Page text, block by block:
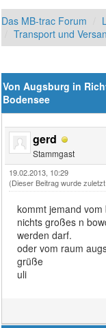
Das MB-trac Forum
Transport und
Von Augsburg in
Bodensee
gerd
Stammgast
19.02.2013, 10:29
(Dieser Beitrag wurde
kommt jemand
nichts großes n
werden darf.
oder vom raum
grüße
uli